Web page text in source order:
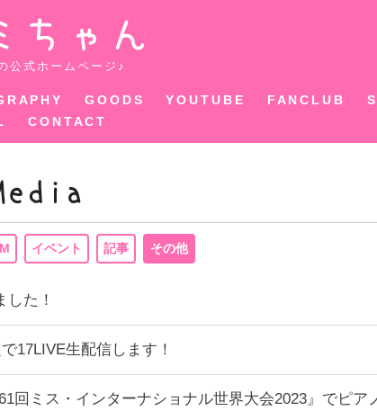
ハラミちゃん
公式ホームページ♪
GOODS YOUTUBE FANCLUB
CONTACT
イベント 記事 その他
た！
17LIVE生配信します！
回ミス・インターナショナル世界大会2023』でピア